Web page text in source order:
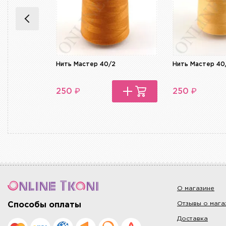
Нить Мастер 40/2
250 ₽
Нить Мастер
250 ₽
Способы оплаты
О магазине
Отзывы о
Доставка